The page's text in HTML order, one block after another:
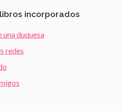
incorporados
una duquesa
redes